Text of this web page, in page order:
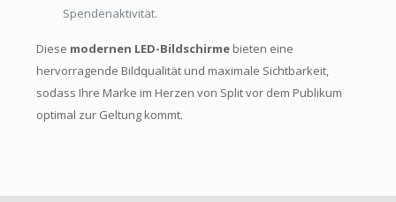
Spendenaktivität.
Diese modernen LED-Bildschirme bieten eine
hervorragende Bildqualität und maximale Sichtbarkeit,
sodass Ihre Marke im Herzen von Split vor dem Publikum
optimal zur Geltung kommt.